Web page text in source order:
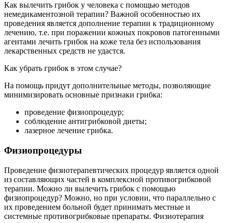
Как вылечить грибок у человека с помощью методов
немедикаментозной терапии? Важной особенностью их
проведения является дополнение терапии к традиционному
лечению, т.е. при поражении кожных покровов патогенными
агентами лечить грибок на коже тела без использования
лекарственных средств не удастся.
Как убрать грибок в этом случае?
На помощь придут дополнительные методы, позволяющие
минимизировать основные признаки грибка:
проведение физиопроцедур;
соблюдение антигрибковой диеты;
лазерное лечение грибка.
Физиопроцедуры
Проведение физиотерапевтических процедур является одной
из составляющих частей в комплексной противогрибковой
терапии. Можно ли вылечить грибок с помощью
физиопроцедур? Можно, но при условии, что параллельно с
их проведением больной будет принимать местные и
системные противогрибковые препараты. Физиотерапия